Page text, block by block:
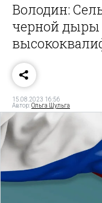
Володин:
черной дыры
15.08.2023 16:56
Автор:Ольга Шульга